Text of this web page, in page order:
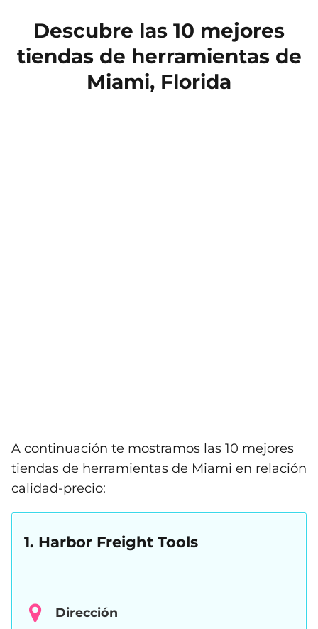
Descubre las 10 mejores
tiendas de herramientas de
Miami, Florida
A continuación te mostramos las 10 mejores
tiendas de herramientas de Miami en relación
calidad-precio:
1. Harbor Freight Tools
Dirección